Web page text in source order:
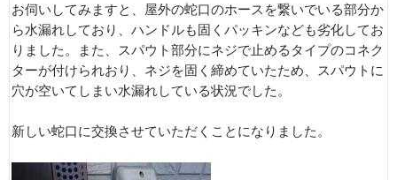
お伺いしてみますと、屋外の蛇口のホースを繋いでいる部分か
ら水漏れしており、ハンドルも固くパッキンなども劣化してお
りました。また、スパウト部分にネジで止めるタイプのコネク
ターが付けられおり、ネジを固く締めていたため、スパウトに
穴が空いてしまい水漏れしている状況でした。
新しい蛇口に交換させていただくことになりました。